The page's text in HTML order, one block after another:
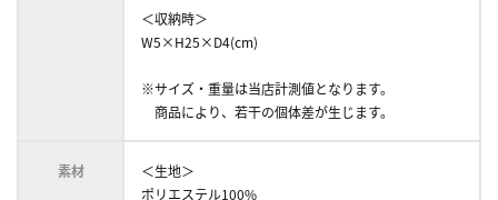
＜収納時＞
W5×H25×D4(cm)
※サイズ・重量は当店計測値となります。
商品により、若干の個体差が生じます。
素材
＜生地＞
ポリエステル100%